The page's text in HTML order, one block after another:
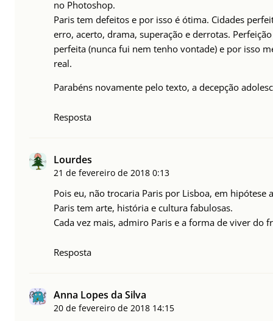
no Photoshop.
Paris tem defeitos e por isso é ótima. Cidades
erro, acerto, drama, superação e derrotas.
perfeita (nunca fui nem tenho vontade) e por isso
real.
Parabéns novamente pelo texto, a decepção
Resposta
Lourdes
21 de fevereiro de 2018 0:13
Pois eu, não trocaria Paris por Lisboa, em hipótese
Paris tem arte, história e cultura fabulosas.
Cada vez mais, admiro Paris e a forma de viver do
Resposta
Anna Lopes da Silva
20 de fevereiro de 2018 14:15